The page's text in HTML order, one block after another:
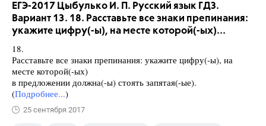
ЕГЭ-2017 Цыбулько И. П. Русский язык ГДЗ.
Вариант 13. 18. Расставьте все знаки препинания:
укажите цифру(-ы), на месте которой(-ых)...
18.
Расставьте все знаки препинания: укажите цифру(-ы), на
месте которой(-ых)
в предложении должна(-ы) стоять запятая(-ые).
(Подробнее...)
25 сентября 2017